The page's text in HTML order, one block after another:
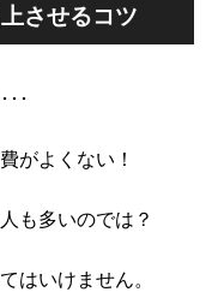
させるコツ
･･
がよくない！
も多いのでは？
はいけません。